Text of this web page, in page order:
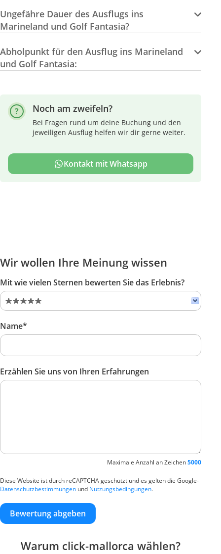
Ungefähre Dauer des Ausflugs ins
Marineland und Golf Fantasia?
Abholpunkt für den Ausflug ins Marineland
und Golf Fantasia:
Noch am zweifeln?
Bei Fragen rund um deine Buchung und den
jeweiligen Ausflug helfen wir dir gerne weiter.
Kontakt mit Whatsapp
Wir wollen Ihre Meinung wissen
Mit wie vielen Sternen bewerten Sie das Erlebnis?
Name*
Erzählen Sie uns von Ihren Erfahrungen
Maximale Anzahl an Zeichen5000
Diese Website ist durch reCAPTCHA geschützt und es gelten die Google-
Datenschutzbestimmungen und Nutzungsbedingungen.
Bewertung abgeben
Warum click-mallorca wählen?